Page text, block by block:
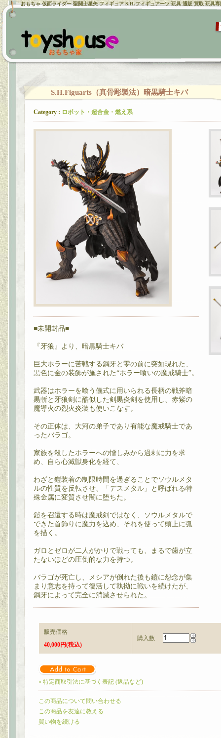
おもちゃ 仮面ライダー 聖闘士星矢 フィギュア S.H.フィギュアーツ 玩具 通販 買取 玩具
S.H.Figuarts（真骨彫製法）暗黒騎士キバ
Category : ロボット・超合金・燃え系
■未開封品■
『牙狼 』より、暗黒騎士キバ
巨大ホラーに苦戦する鋼牙と零の前に突如現れた、
黒色に金の装飾が施された“ホラー喰いの魔戒騎士”。
武器はホラーを喰う儀式に用いられる長柄の戦斧暗
黒斬と牙狼剣に酷似した剣黒炎剣を使用し、赤紫の
魔導火の烈火炎装も使いこなす。
その正体は、大河の弟子であり有能な魔戒騎士であ
ったバラゴ。
家族を殺したホラーへの憎しみから過剰に力を求
め、自ら心滅獣身化を経て、
わざと鎧装着の制限時間を過ぎることでソウルメタ
ルの性質を反転させ、「デスメタル」と呼ばれる特
殊金属に変質させ闇に堕ちた。
鎧を召還する時は魔戒剣ではなく、ソウルメタルで
できた首飾りに魔力を込め、それを使って頭上に弧
を描く。
ガロとゼロが二人がかりで戦っても、まるで歯が立
たないほどの圧倒的な力を持つ。
バラゴが死亡し、メシアが倒れた後も鎧に怨念が集
まり意志を持って復活して執拗に戦いを続けたが、
鋼牙によって完全に消滅させられた。
販売価格
40,000円(税込)
購入数
» 特定商取引法に基づく表記 (返品など)
この商品について問い合わせる
この商品を友達に教える
買い物を続ける